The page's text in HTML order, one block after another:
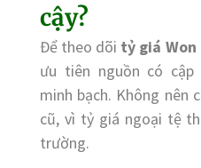
cậy?
Để theo dõi tỷ giá Won
ưu tiên nguồn có cập
minh bạch. Không nên
cũ, vì tỷ giá ngoại tệ
trường.